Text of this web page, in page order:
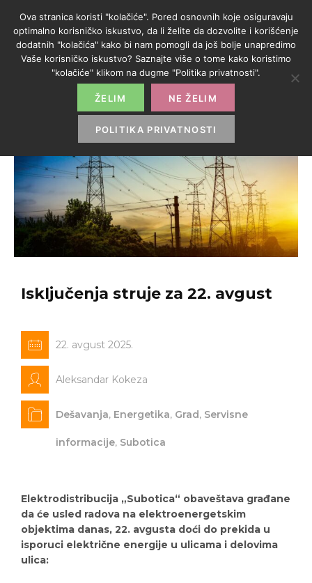
Isključenja struje za 22. avgust
22. avgust 2025.
Aleksandar Kokeza
Dešavanja, Energetika, Grad, Servisne
informacije, Subotica
Elektrodistribucija „Subotica“ obaveštava građane
da će usled radova na elektroenergetskim
objektima danas, 22. avgusta doći do prekida u
isporuci električne energije u ulicama i delovima
ulica:
Ova stranica koristi "kolačiće". Pored osnovnih koje osiguravaju
optimalno korisničko iskustvo, da li želite da dozvolite i korišćenje
dodatnih "kolačića" kako bi nam pomogli da još bolje unapredimo
Vaše korisničko iskustvo? Saznajte više o tome kako koristimo
"kolačiće" klikom na dugme "Politika privatnosti".
ŽELIM NE ŽELIM
POLITIKA PRIVATNOSTI